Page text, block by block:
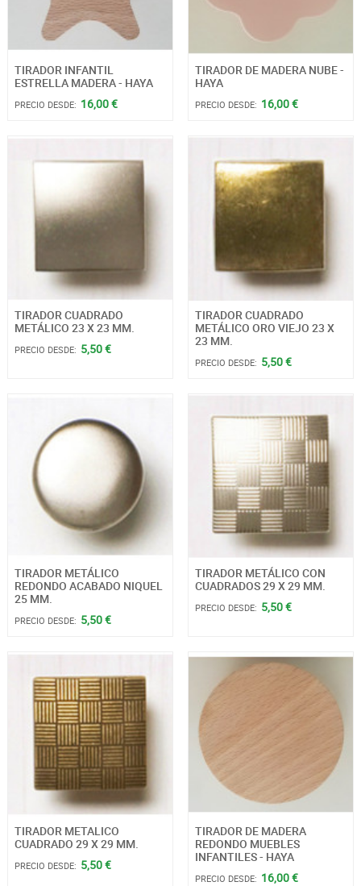
TIRADOR INFANTIL
ESTRELLA MADERA - HAYA
PRECIO DESDE: 16,00 €
TIRADOR DE MADERA NUBE -
HAYA
PRECIO DESDE: 16,00 €
TIRADOR CUADRADO
METÁLICO 23 X 23 MM.
PRECIO DESDE: 5,50 €
TIRADOR CUADRADO
METÁLICO ORO VIEJO 23 X
23 MM.
PRECIO DESDE: 5,50 €
TIRADOR METÁLICO
REDONDO ACABADO NIQUEL
25 MM.
PRECIO DESDE: 5,50 €
TIRADOR METÁLICO CON
CUADRADOS 29 X 29 MM.
PRECIO DESDE: 5,50 €
TIRADOR METALICO
CUADRADO 29 X 29 MM.
PRECIO DESDE: 5,50 €
TIRADOR DE MADERA
REDONDO MUEBLES
INFANTILES - HAYA
PRECIO DESDE: 16,00 €